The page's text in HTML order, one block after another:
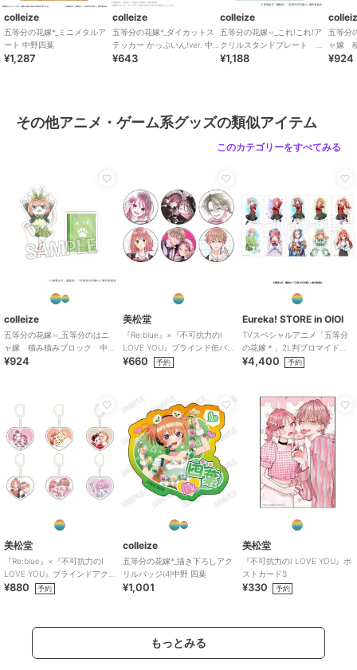
colleize
五等分の花嫁*_ミニメタルア
ート 中野四葉
¥1,287
colleize
五等分の花嫁*_ダイカットス
テッカー かっぷいん!ver. 中
野三玖
¥643
colleize
五等分の花嫁∽_これ!これ!ア
クリルスタンドプレート 中
野四葉
¥1,188
五等分
ャ嫁
野四葉
¥924
その他アニメ・ゲーム系グッズの類似アイテム
このカテゴリーをすべてみる
colleize
五等分の花嫁∽_五等分のはニ
ャ嫁 積み積みブロック 中
野四葉
¥924
美松堂
『Re:blue』×『不可抗力のI
LOVE YOU』ブラインド缶バ
ッジ（全6種）
¥660 予約
Eureka! STORE in OIOI
TVスペシャルアニメ「五等分
の花嫁＊」2L判ブロマイドセ
ット
¥4,400 予約
美松堂
『Re:blue』×『不可抗力のI
LOVE YOU』ブラインドアク
リルキーホルダー（全6種）
¥880 予約
colleize
五等分の花嫁*_描き下ろしアク
リルバッジ(4)中野 四葉
¥1,001
美松堂
『不可抗力のI LOVE YOU』ポ
ストカード3
¥330 予約
もっとみる